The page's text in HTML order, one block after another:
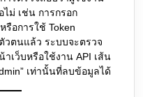
ไม่ เช่น การกรอก
รือการใช้ Token
วตนแล้ว ระบบจะตรวจ
เว็บหรือใช้งาน API เส้น
เท่านั้นที่ลบข้อมูลได้